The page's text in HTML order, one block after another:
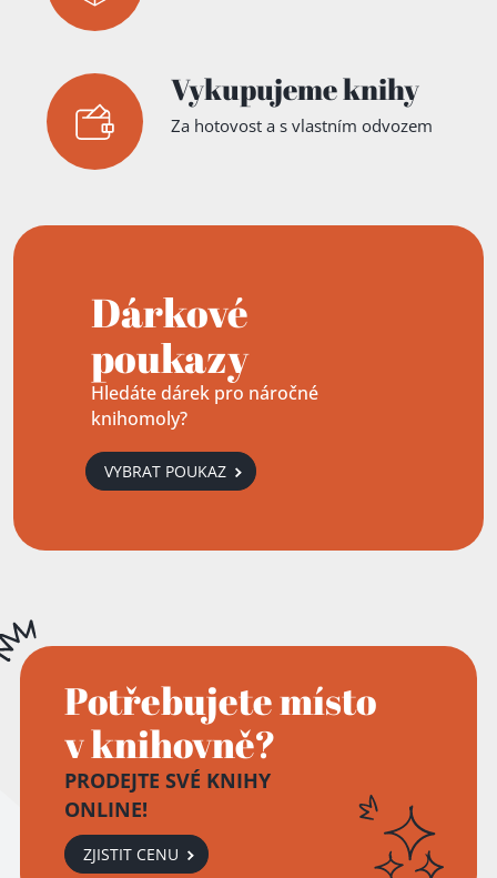
Vykupujeme knihy
Za hotovost a s vlastním odvozem
Dárkové
poukazy
Hledáte dárek pro náročné
knihomoly?
VYBRAT POUKAZ
Potřebujete místo
v knihovně?
PRODEJTE SVÉ KNIHY
ONLINE!
ZJISTIT CENU